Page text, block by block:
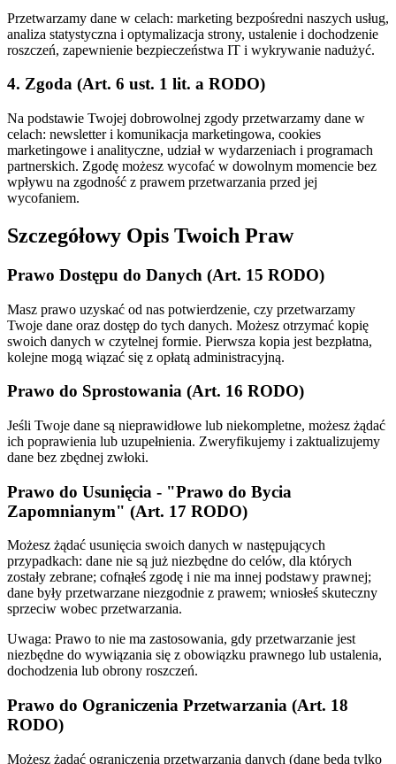
Przetwarzamy dane w celach: marketing bezpośredni naszych usług,
analiza statystyczna i optymalizacja strony, ustalenie i dochodzenie
roszczeń, zapewnienie bezpieczeństwa IT i wykrywanie nadużyć.
4. Zgoda (Art. 6 ust. 1 lit. a RODO)
Na podstawie Twojej dobrowolnej zgody przetwarzamy dane w
celach: newsletter i komunikacja marketingowa, cookies
marketingowe i analityczne, udział w wydarzeniach i programach
partnerskich. Zgodę możesz wycofać w dowolnym momencie bez
wpływu na zgodność z prawem przetwarzania przed jej
wycofaniem.
Szczegółowy Opis Twoich Praw
Prawo Dostępu do Danych (Art. 15 RODO)
Masz prawo uzyskać od nas potwierdzenie, czy przetwarzamy
Twoje dane oraz dostęp do tych danych. Możesz otrzymać kopię
swoich danych w czytelnej formie. Pierwsza kopia jest bezpłatna,
kolejne mogą wiązać się z opłatą administracyjną.
Prawo do Sprostowania (Art. 16 RODO)
Jeśli Twoje dane są nieprawidłowe lub niekompletne, możesz żądać
ich poprawienia lub uzupełnienia. Zweryfikujemy i zaktualizujemy
dane bez zbędnej zwłoki.
Prawo do Usunięcia - "Prawo do Bycia
Zapomnianym" (Art. 17 RODO)
Możesz żądać usunięcia swoich danych w następujących
przypadkach: dane nie są już niezbędne do celów, dla których
zostały zebrane; cofnąłeś zgodę i nie ma innej podstawy prawnej;
dane były przetwarzane niezgodnie z prawem; wniosłeś skuteczny
sprzeciw wobec przetwarzania.
Uwaga: Prawo to nie ma zastosowania, gdy przetwarzanie jest
niezbędne do wywiązania się z obowiązku prawnego lub ustalenia,
dochodzenia lub obrony roszczeń.
Prawo do Ograniczenia Przetwarzania (Art. 18
RODO)
Możesz żądać ograniczenia przetwarzania danych (dane będą tylko